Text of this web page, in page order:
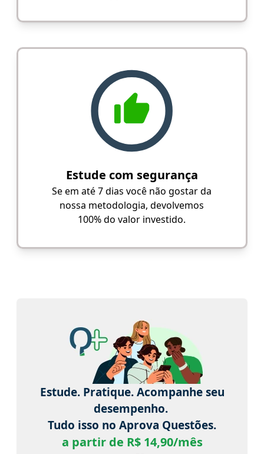
Estude com segurança
Se em até 7 dias você não gostar da
nossa metodologia, devolvemos
100% do valor investido.
Estude. Pratique. Acompanhe seu
desempenho.
Tudo isso no Aprova Questões.
a partir de R$ 14,90/mês